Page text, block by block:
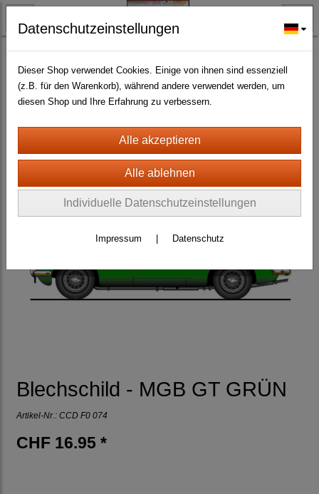
BLECH- + HOLZSCHILDER-MAGNETE
BLECHSCHILDER CA. 20 X 30 CM
Autos(717)
Blechschild - MGB GT GRÜN
Artikel-Nr.: CCD F0 074
CHF 16.95 *
Datenschutzeinstellungen
Dieser Shop verwendet Cookies. Einige von ihnen sind essenziell
(z.B. für den Warenkorb), während andere verwendet werden, um
diesen Shop und Ihre Erfahrung zu verbessern.
Individuelle Datenschutzeinstellungen
Impressum Datenschutz